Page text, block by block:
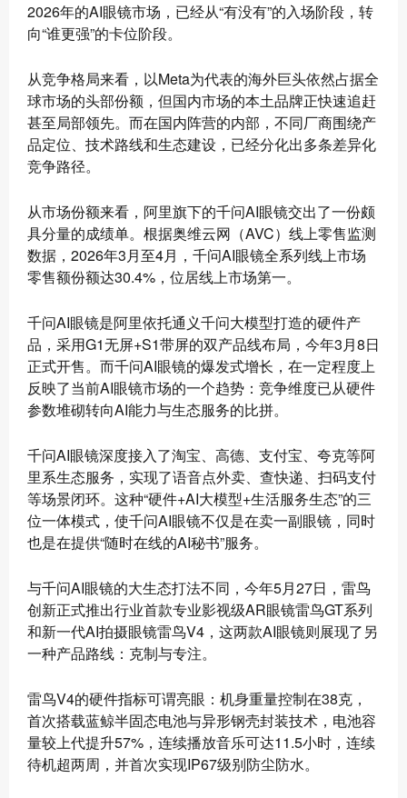
2026年的AI眼镜市场，已经从“有没有”的入场阶段，转
向“谁更强”的卡位阶段。
从竞争格局来看，以Meta为代表的海外巨头依然占据全
球市场的头部份额，但国内市场的本土品牌正快速追赶
甚至局部领先。而在国内阵营的内部，不同厂商围绕产
品定位、技术路线和生态建设，已经分化出多条差异化
竞争路径。
从市场份额来看，阿里旗下的千问AI眼镜交出了一份颇
具分量的成绩单。根据奥维云网（AVC）线上零售监测
数据，2026年3月至4月，千问AI眼镜全系列线上市场
零售额份额达30.4%，位居线上市场第一。
千问AI眼镜是阿里依托通义千问大模型打造的硬件产
品，采用G1无屏+S1带屏的双产品线布局，今年3月8日
正式开售。而千问AI眼镜的爆发式增长，在一定程度上
反映了当前AI眼镜市场的一个趋势：竞争维度已从硬件
参数堆砌转向AI能力与生态服务的比拼。
千问AI眼镜深度接入了淘宝、高德、支付宝、夸克等阿
里系生态服务，实现了语音点外卖、查快递、扫码支付
等场景闭环。这种“硬件+AI大模型+生活服务生态”的三
位一体模式，使千问AI眼镜不仅是在卖一副眼镜，同时
也是在提供“随时在线的AI秘书”服务。
与千问AI眼镜的大生态打法不同，今年5月27日，雷鸟
创新正式推出行业首款专业影视级AR眼镜雷鸟GT系列
和新一代AI拍摄眼镜雷鸟V4，这两款AI眼镜则展现了另
一种产品路线：克制与专注。
雷鸟V4的硬件指标可谓亮眼：机身重量控制在38克，
首次搭载蓝鲸半固态电池与异形钢壳封装技术，电池容
量较上代提升57%，连续播放音乐可达11.5小时，连续
待机超两周，并首次实现IP67级别防尘防水。